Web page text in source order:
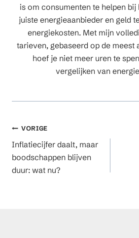
is om consumenten te helpen bij
juiste energieaanbieder en geld
energiekosten. Met mijn
tarieven, gebaseerd op de meest
hoef je niet meer uren te
vergelijken van
Berichtnavigatie
VORIGE
Inflatiecijfer daalt, maar
boodschappen blijven
duur: wat nu?